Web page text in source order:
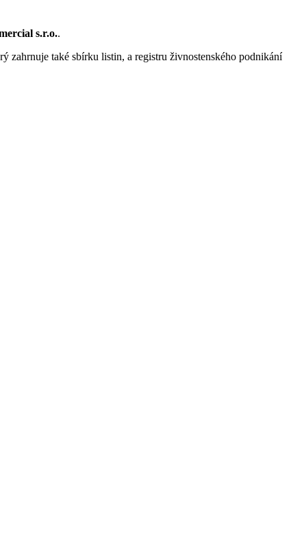
s.r.o..
zahrnuje také sbírku listin, a registru živnostenského podnikání